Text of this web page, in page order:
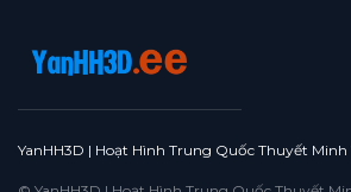
YanHH3D | Hoạt Hình Trung Quốc Thuyết Minh